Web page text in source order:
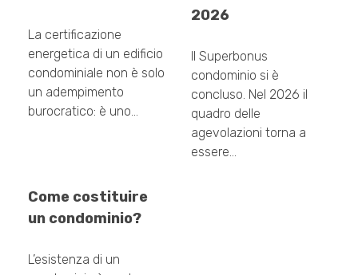
La certificazione
energetica di un edificio
condominiale non è solo
un adempimento
burocratico: è uno…
2026
Il Superbonus
condominio si è
concluso. Nel 2026 il
quadro delle
agevolazioni torna a
essere…
Come costituire
un condominio?
L’esistenza di un